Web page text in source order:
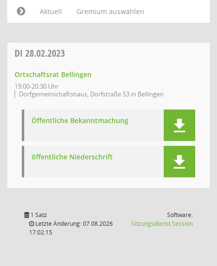
Aktuell
Gremium auswählen
DI 28.02.2023
Ortschaftsrat Bellingen
19:00-20:30 Uhr
Dorfgemeinschaftshaus, Dorfstraße 53 in Bellingen
Öffentliche Bekanntmachung
öffentliche Niederschrift
1 Satz
Letzte Änderung: 07.08.2026
17:02:15
Software:
SitzungsdienstSession(Wird in